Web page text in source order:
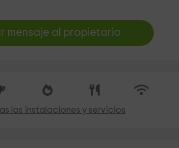
mensaje al propietario
las instalaciones y servicios